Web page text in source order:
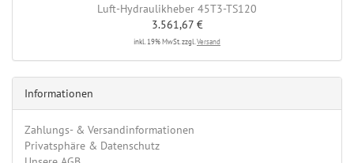
Luft-Hydraulikheber 45T3-TS120
3.561,67 €
inkl. 19% MwSt. zzgl.Versand
Informationen
Zahlungs- & Versandinformationen
Privatsphäre & Datenschutz